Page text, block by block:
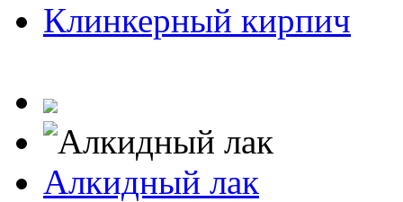
Клинкерный кирпич
Алкидный лак